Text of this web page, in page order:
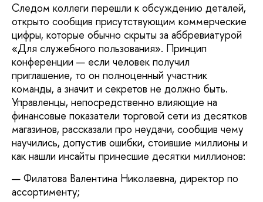
Следом коллеги перешли к обсуждению деталей,
открыто сообщив присутствующим коммерческие
цифры, которые обычно скрыты за аббревиатурой
«Для служебного пользования». Принцип
конференции — если человек получил
приглашение, то он полноценный участник
команды, а значит и секретов не должно быть.
Управленцы, непосредственно влияющие на
финансовые показатели торговой сети из десятков
магазинов, рассказали про неудачи, сообщив чему
научились, допустив ошибки, стоившие миллионы и
как нашли инсайты принесшие десятки миллионов:
Филатова Валентина Николаевна, директор по
ассортименту;